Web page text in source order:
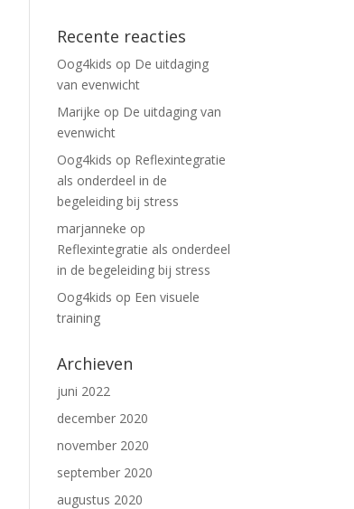
Recente reacties
Oog4kids op De uitdaging
van evenwicht
Marijke op De uitdaging van
evenwicht
Oog4kids op Reflexintegratie
als onderdeel in de
begeleiding bij stress
marjanneke op
Reflexintegratie als onderdeel
in de begeleiding bij stress
Oog4kids op Een visuele
training
Archieven
juni 2022
december 2020
november 2020
september 2020
augustus 2020